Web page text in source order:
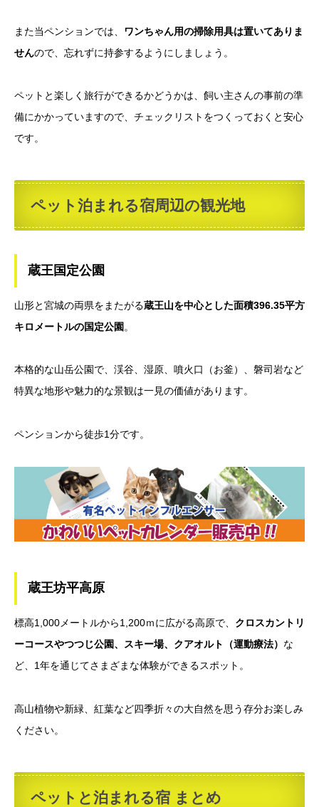
また当ペンションでは、 ワンちゃん用の掃除用具は置いてありま
せんので、忘れずに持参するようにしましょう。
ペットと楽しく旅行ができるかどうかは、飼い主さんの事前の準
備にかかっていますので、チェックリストをつくっておくと安心
です。
ペット泊まれる宿周辺の観光地
蔵王国定公園
山形と宮城の両県をまたがる蔵王山を中心とした面積396.35平方
キロメートルの国定公園 。
本格的な山岳公園で、渓谷、湿原、噴火口（お釜）、磐司岩など
特異な地形や魅力的な景観は一見の価値があります。
ペンションから徒歩1分です。
蔵王坊平高原
標高1,000メートルから1,200ｍに広がる高原で、 クロスカントリ
ーコースやつつじ公園、スキー場、クアオルト（運動療法） な
ど、1年を通じてさまざまな体験ができるスポット。
高山植物や新緑、紅葉など四季折々の大自然を思う存分お楽しみ
ください。
ペットと泊まれる宿 まとめ